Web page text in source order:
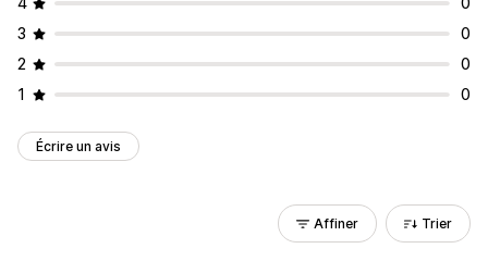
3
0
2
0
1
0
Écrire un avis
Affiner Trier